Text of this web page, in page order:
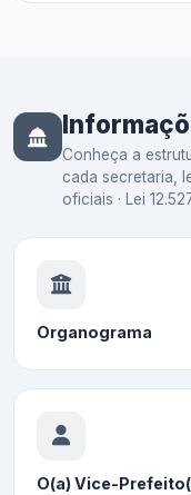
Conheça a
cada secretaria,
oficiais · Lei
Organograma
O(a) Vice-